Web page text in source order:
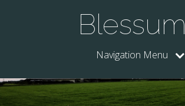
Blessum
Navigation Menu